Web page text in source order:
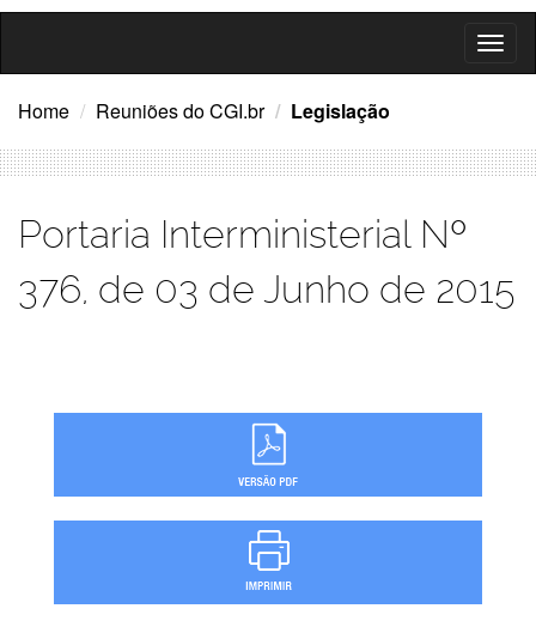
Home Reuniões do CGI.br Legislação
Portaria Interministerial Nº
376, de 03 de Junho de 2015